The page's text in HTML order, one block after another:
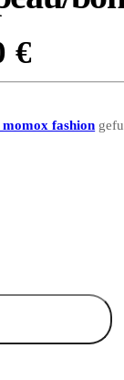
€
momox fashion